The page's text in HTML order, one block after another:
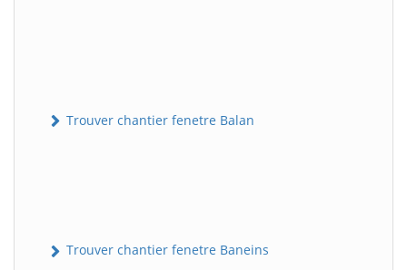
Trouver chantier fenetre Balan
Trouver chantier fenetre Baneins